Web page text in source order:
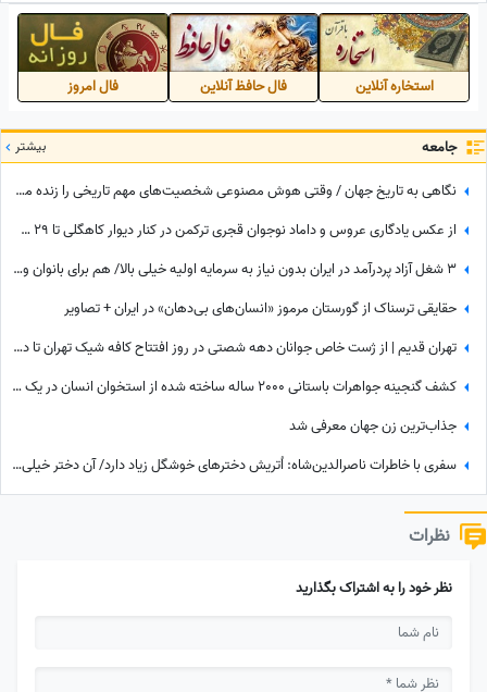
همچنان ادامه دارد + ویدئو
استخاره آنلاین فال حافظ آنلاین فال امروز
جامعه بیشتر
نگاهی به تاریخ جهان / وقتی هوش مصنوعی شخصیت‌های مهم تاریخی را زنده می‌کند؛ از ملکه نفرتیتی و ویکتوریا تا اسکندر مقدونی و چنگیزخان + ویدئو
از عکس یادگاری عروس و داماد نوجوان قجری ترکمن در کنار دیوار کاهگلی تا 29 سالگی مونیکا بلوچی با شال سفید پردار
3 شغل آزاد پردرآمد در ایران بدون نیاز به سرمایه اولیه خیلی بالا/ هم برای بانوان و هم آقایون
حقایقی ترسناک از گورستان مرموز «انسان‌های بی‌دهان» در ایران + تصاویر
تهران قدیم | از ژست خاص جوانان دهه شصتی در روز افتتاح کافه شیک تهران تا دور دور دختر جوان و سگش با رنوی قرمز در سال 78
کشف گنجینه جواهرات باستانی 2000 ساله ساخته شده از استخوان انسان در یک قصر مجلل+عکس
جذاب‌ترین زن جهان معرفی شد
سفری با خاطرات ناصرالدین‌شاه: اُتریش دخترهای خوشگل زیاد دارد/ آن دختر خیلی‌ خوشگل‌تر وقتی به من دسته گل داد، مات و مبهوت شدم، نتوانستم راه بروم مردم ملتفت شدند، خندیدند!
نظرات
نظر خود را به اشتراک بگذارید